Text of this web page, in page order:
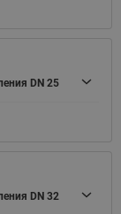
DN 25
DN 32